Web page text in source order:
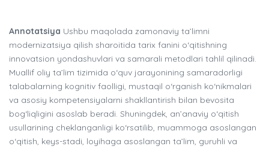
Annotatsiya Ushbu maqolada zamonaviy ta’limni
modernizatsiya qilish sharoitida tarix fanini o‘qitishning
innovatsion yondashuvlari va samarali metodlari tahlil qilinadi.
Muallif oliy ta’lim tizimida o‘quv jarayonining samaradorligi
talabalarning kognitiv faolligi, mustaqil o‘rganish ko‘nikmalari
va asosiy kompetensiyalarni shakllantirish bilan bevosita
bog‘liqligini asoslab beradi. Shuningdek, an’anaviy o‘qitish
usullarining cheklanganligi ko‘rsatilib, muammoga asoslangan
o‘qitish, keys-stadi, loyihaga asoslangan ta’lim, guruhli va